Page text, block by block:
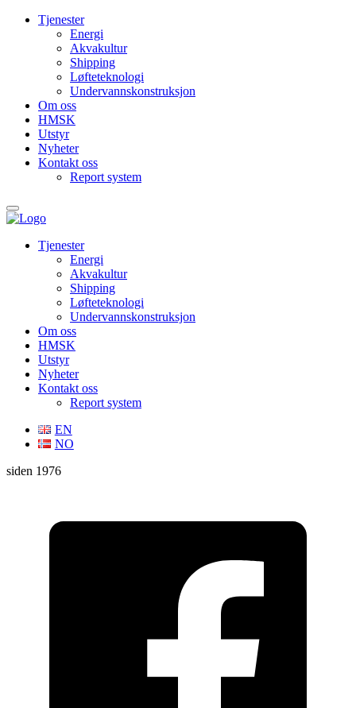
Tjenester
Energi
Akvakultur
Shipping
Løfteteknologi
Undervanns­konstruksjon
Om oss
HMSK
Utstyr
Nyheter
Kontakt oss
Report system
Tjenester
Energi
Akvakultur
Shipping
Løfteteknologi
Undervanns­konstruksjon
Om oss
HMSK
Utstyr
Nyheter
Kontakt oss
Report system
EN
NO
siden 1976